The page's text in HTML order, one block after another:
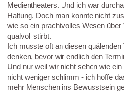
Medientheaters. Und ich war
Haltung. Doch man konnte nicht
wie so ein prachtvolles Wesen über
qualvoll stirbt.
Ich musste oft an diesen quälenden
denken, bevor wir endlich den
Und nur weil wir nicht sehen wie
nicht weniger schlimm - ich hoffe
mehr Menschen ins Bewusstsein